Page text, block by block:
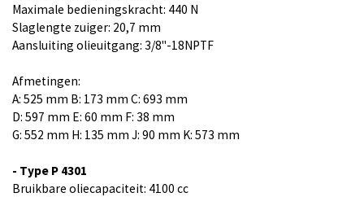
Maximale bedieningskracht: 440 N
Slaglengte zuiger: 20,7 mm
Aansluiting olieuitgang: 3/8"-18NPTF
Afmetingen:
A: 525 mm B: 173 mm C: 693 mm
D: 597 mm E: 60 mm F: 38 mm
G: 552 mm H: 135 mm J: 90 mm K: 573 mm
- Type P 4301
Bruikbare oliecapaciteit: 4100 cc